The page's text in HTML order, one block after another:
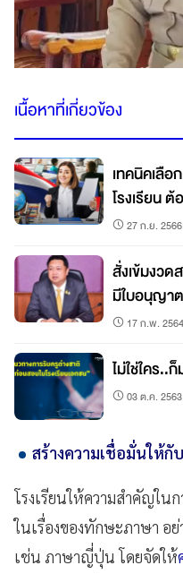
เนื้อหาที่เกี่ยวข้อง
เทคนิคเลื
โรงเรียน
27 ก.ย.
สั่งเข้มงวด
มีใบอนุญา
17 ก.พ.
ไม่ใช่ใคร..
03 ต.ค.
สร้างความเชื่อมั่นให้กั
โรงเรียนให้ความสำคัญใน
ในเรื่องของทักษะภาษา อย่
เช่น ภาษาญี่ปุ่น โดยจัดให้